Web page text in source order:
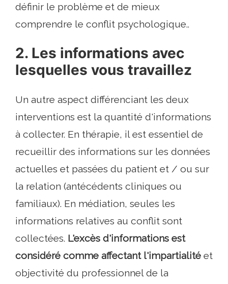
définir le problème et de mieux
comprendre le conflit psychologique..
2. Les informations avec
lesquelles vous travaillez
Un autre aspect différenciant les deux
interventions est la quantité d'informations
à collecter. En thérapie, il est essentiel de
recueillir des informations sur les données
actuelles et passées du patient et / ou sur
la relation (antécédents cliniques ou
familiaux). En médiation, seules les
informations relatives au conflit sont
collectées. L'excès d'informations est
considéré comme affectant l'impartialité et
objectivité du professionnel de la